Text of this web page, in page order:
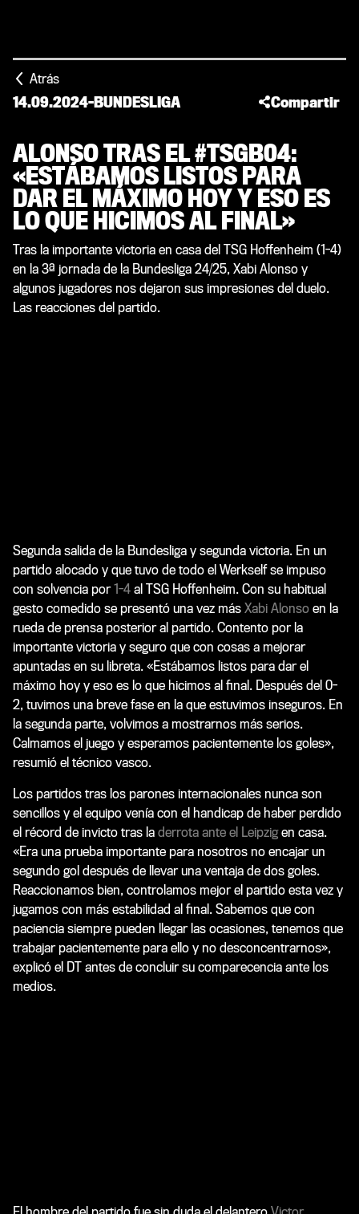
Atrás
14.09.2024-BUNDESLIGA Compartir
ALONSO TRAS EL #TSGB04:
«ESTÁBAMOS LISTOS PARA
DAR EL MÁXIMO HOY Y ESO ES
LO QUE HICIMOS AL FINAL»
Tras la importante victoria en casa del TSG Hoffenheim (1-4)
en la 3ª jornada de la Bundesliga 24/25, Xabi Alonso y
algunos jugadores nos dejaron sus impresiones del duelo.
Las reacciones del partido.
Segunda salida de la Bundesliga y segunda victoria. En un
partido alocado y que tuvo de todo el Werkself se impuso
con solvencia por1-4 al TSG Hoffenheim. Con su habitual
gesto comedido se presentó una vez más Xabi Alonso en la
rueda de prensa posterior al partido. Contento por la
importante victoria y seguro que con cosas a mejorar
apuntadas en su libreta. «Estábamos listos para dar el
máximo hoy y eso es lo que hicimos al final. Después del 0-
2, tuvimos una breve fase en la que estuvimos inseguros. En
la segunda parte, volvimos a mostrarnos más serios.
Calmamos el juego y esperamos pacientemente los goles»,
resumió el técnico vasco.
Los partidos tras los parones internacionales nunca son
sencillos y el equipo venía con el handicap de haber perdido
el récord de invicto tras la derrota ante el Leipzigen casa.
«Era una prueba importante para nosotros no encajar un
segundo gol después de llevar una ventaja de dos goles.
Reaccionamos bien, controlamos mejor el partido esta vez y
jugamos con más estabilidad al final. Sabemos que con
paciencia siempre pueden llegar las ocasiones, tenemos que
trabajar pacientemente para ello y no desconcentrarnos»,
explicó el DT antes de concluir su comparecencia ante los
medios.